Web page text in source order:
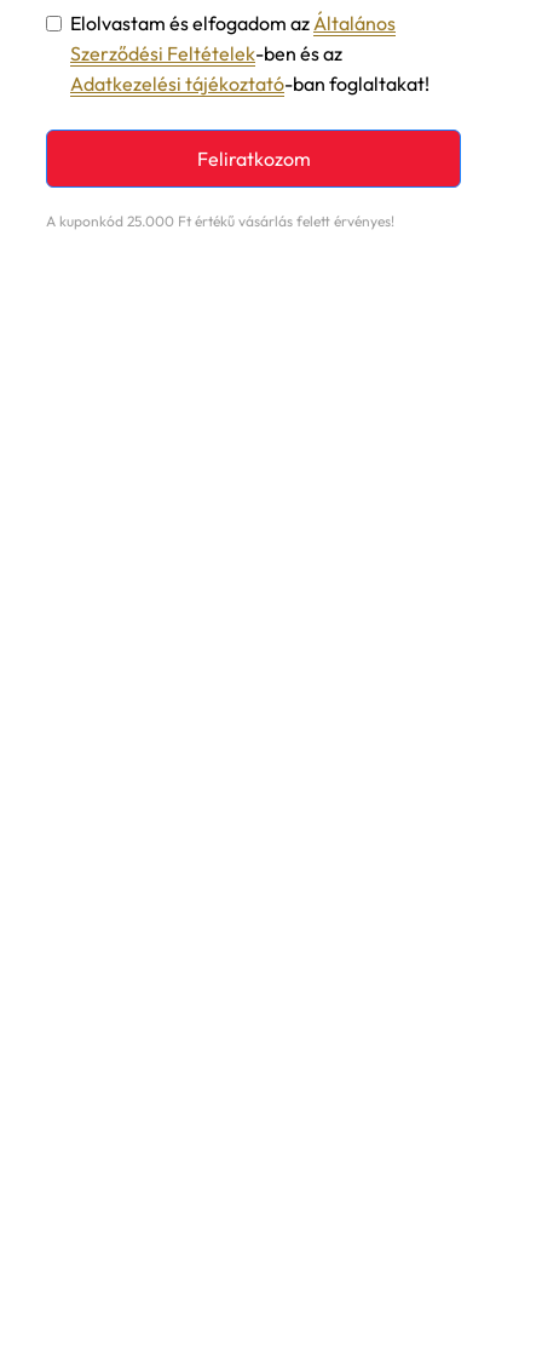
Szerződési Feltételek-ben és az
Adatkezelési tájékoztató-ban foglaltakat!
Feliratkozom
A kuponkód 25.000 Ft értékű vásárlás felett érvényes!